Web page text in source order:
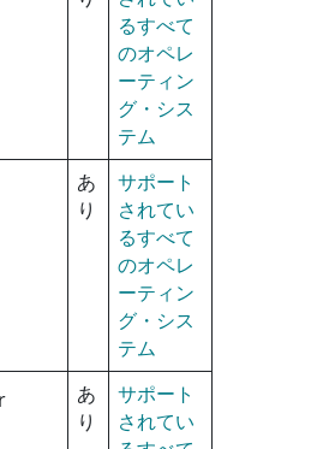
るすべて
のオペレ
ーティン
グ・シス
テム
あ
り
サポート
されてい
るすべて
のオペレ
ーティン
グ・シス
テム
あ
り
サポート
されてい